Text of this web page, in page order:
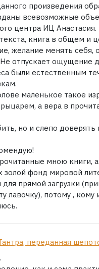
произведения
всевозможные
центра ИЦ Анастасия.
книга в общем и
желание менять себя,
отпускает ощущение
были естественным
маленькое такое
а вера в
но и слепо доверять
мною книги,
золой фонд мировой
прямой загрузки
лавочку), потому ,
переданная